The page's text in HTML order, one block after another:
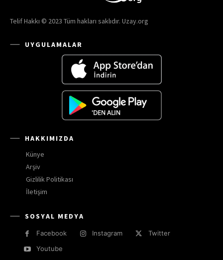
Telif Hakkı © 2023 Tüm hakları saklıdır. Uzay.org
UYGULAMALAR
HAKKIMIZDA
Künye
Arşiv
Gizlilik Politikası
İletişim
SOSYAL MEDYA
Facebook Instagram
Twitter
Youtube